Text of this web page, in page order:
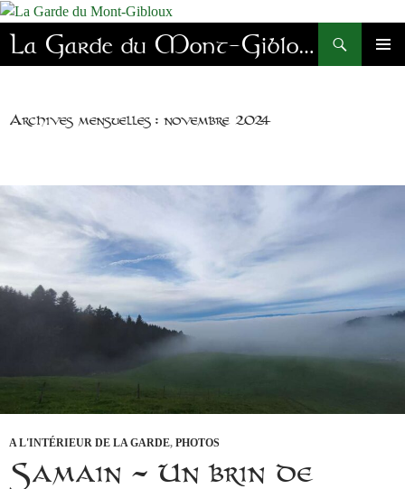
Aller
au
contenu
La Garde du Mont-Gibloux
Recherche
Archives mensuelles : novembre 2024
A L'INTÉRIEUR DE LA GARDE, PHOTOS
Samain – Un brin de